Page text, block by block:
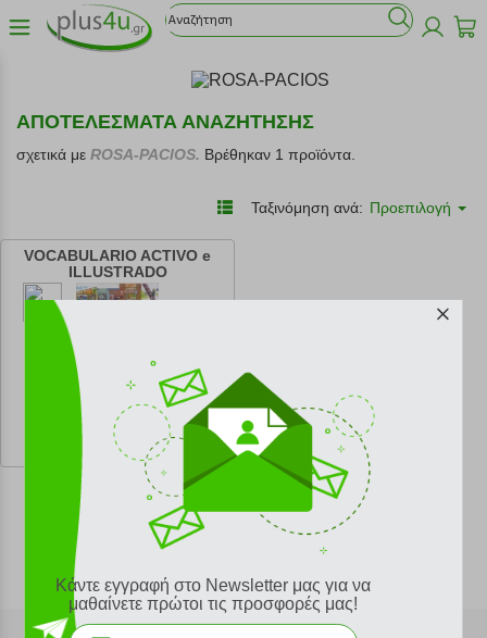
ΑΠΟΤΕΛΕΣΜΑΤΑ ΑΝΑΖΗΤΗΣΗΣ
σχετικά με ROSA-PACIOS. Βρέθηκαν 1 προϊόντα.
Ταξινόμηση ανά: Προεπιλογή
VOCABULARIO ACTIVO e
ILLUSTRADO
κωδ. 108096351
30.53 €
Ελάχιστη 30 ημερών 33.92 €
Προτεινόμενη λιανική 33.92 €
Κάντε εγγραφή στο Newsletter μας για να
μαθαίνετε πρώτοι τις προσφορές μας!